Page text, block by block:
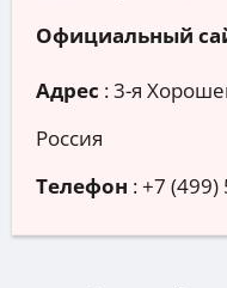
Официальный
Адрес :3-я
Россия
Телефон :+7 (499)